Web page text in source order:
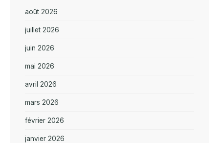
août 2026
juillet 2026
juin 2026
mai 2026
avril 2026
mars 2026
février 2026
janvier 2026